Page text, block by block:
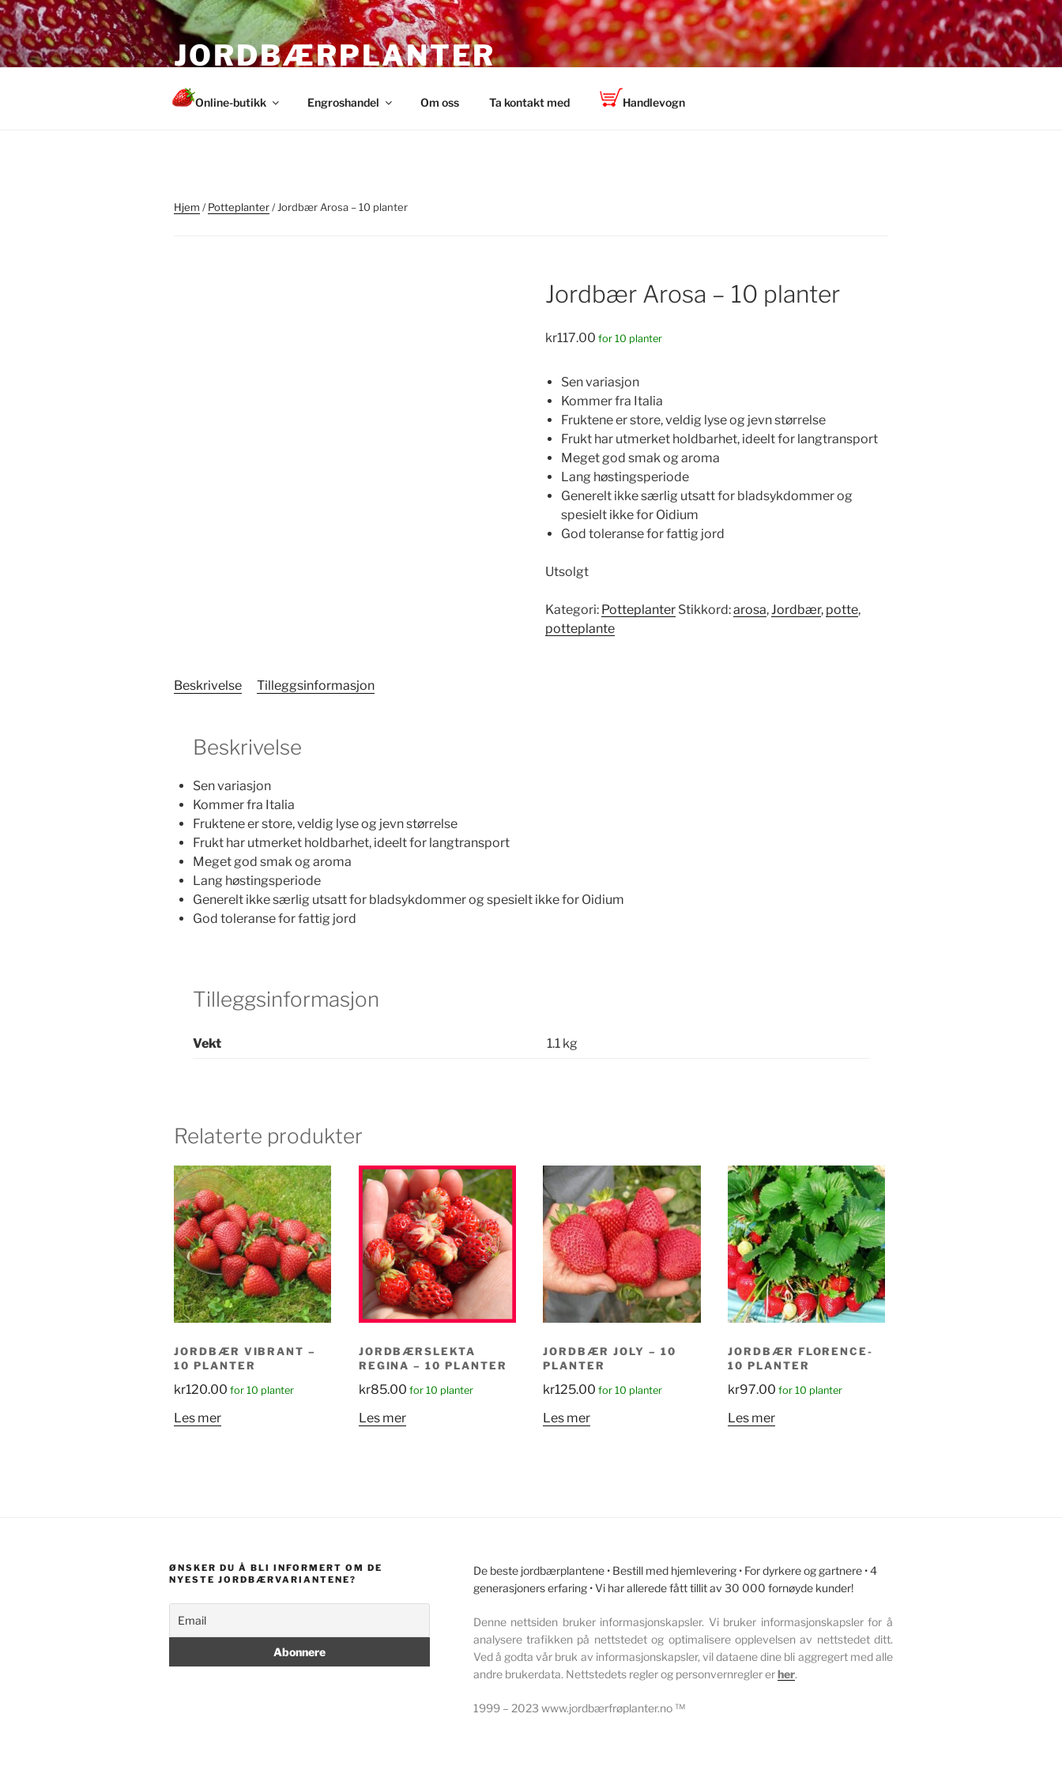
Gå
til
innhold
JORDBÆRPLANTER
Online-butikk Engroshandel Om oss Ta kontakt med Handlevogn
Hjem /Potteplanter/ Jordbær Arosa – 10 planter
Jordbær Arosa – 10 planter
kr117.00 for 10 planter
Sen variasjon
Kommer fra Italia
Fruktene er store, veldig lyse og jevn størrelse
Frukt har utmerket holdbarhet, ideelt for langtransport
Meget god smak og aroma
Lang høstingsperiode
Generelt ikke særlig utsatt for bladsykdommer og
spesielt ikke for Oidium
God toleranse for fattig jord
Utsolgt
Kategori: Potteplanter Stikkord:arosa, Jordbær, potte,
potteplante
Beskrivelse Tilleggsinformasjon
Beskrivelse
Sen variasjon
Kommer fra Italia
Fruktene er store, veldig lyse og jevn størrelse
Frukt har utmerket holdbarhet, ideelt for langtransport
Meget god smak og aroma
Lang høstingsperiode
Generelt ikke særlig utsatt for bladsykdommer og spesielt ikke for Oidium
God toleranse for fattig jord
Tilleggsinformasjon
Vekt 1.1 kg
Relaterte produkter
JORDBÆR VIBRANT –
10 PLANTER
kr120.00 for 10 planter
Les mer
JORDBÆRSLEKTA
REGINA – 10 PLANTER
kr85.00 for 10 planter
Les mer
JORDBÆR JOLY – 10
PLANTER
kr125.00 for 10 planter
Les mer
JORDBÆR FLORENCE-
10 PLANTER
kr97.00 for 10 planter
Les mer
ØNSKER DU Å BLI INFORMERT OM DE
NYESTE JORDBÆRVARIANTENE?
De beste jordbærplantene • Bestill med hjemlevering • For dyrkere og gartnere • 4
generasjoners erfaring • Vi har allerede fått tillit av 30 000 fornøyde kunder!
Denne nettsiden bruker informasjonskapsler. Vi bruker informasjonskapsler for å
analysere trafikken på nettstedet og optimalisere opplevelsen av nettstedet ditt.
Ved å godta vår bruk av informasjonskapsler, vil dataene dine bli aggregert med alle
andre brukerdata. Nettstedets regler og personvernregler erher.
1999 – 2023 www.jordbærfrøplanter.no ™